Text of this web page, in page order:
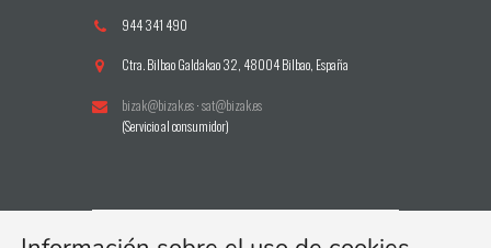
944 341 490
Ctra. Bilbao Galdakao 32, 48004 Bilbao, España
bizak@bizak.es·sat@bizak.es
(Servicio al consumidor)